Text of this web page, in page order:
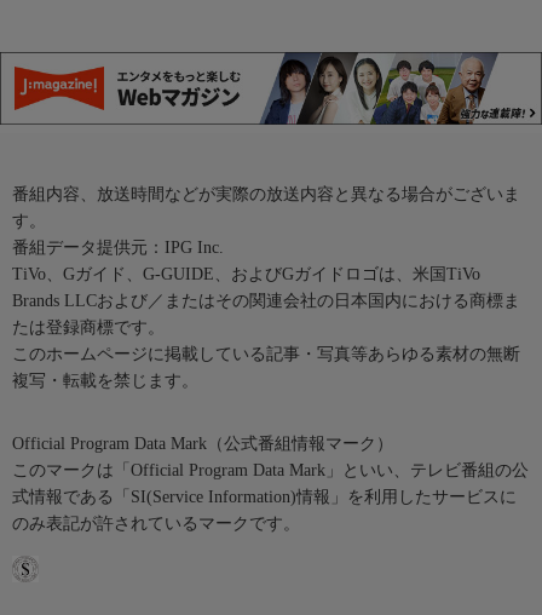
番組内容、放送時間などが実際の放送内容と異なる場合がございま
す。
番組データ提供元：IPG Inc.
TiVo、Gガイド、G-GUIDE、およびGガイドロゴは、米国TiVo
Brands LLCおよび／またはその関連会社の日本国内における商標ま
たは登録商標です。
このホームページに掲載している記事・写真等あらゆる素材の無断
複写・転載を禁じます。
Official Program Data Mark（公式番組情報マーク）
このマークは「Official Program Data Mark」といい、テレビ番組の公
式情報である「SI(Service Information)情報」を利用したサービスに
のみ表記が許されているマークです。